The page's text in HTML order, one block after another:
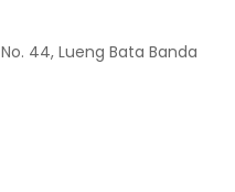
44, Lueng Bata Banda